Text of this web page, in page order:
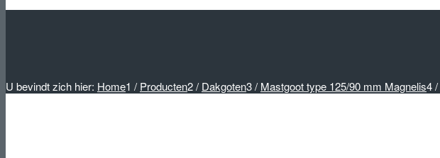
U bevindt zich hier: Home1 / Producten2/ Dakgoten3/ Mastgoot type 125/90 mm Magnelis4/